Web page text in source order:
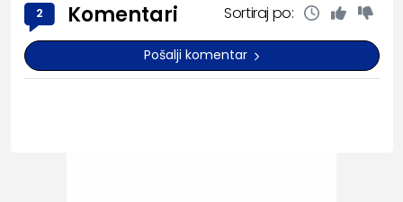
2 Komentari Sortiraj po:
Pošalji komentar